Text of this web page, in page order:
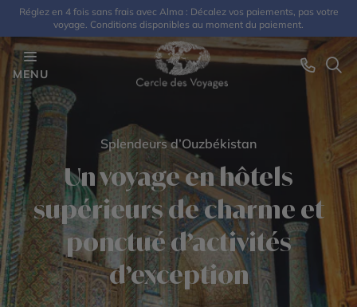
Réglez en 4 fois sans frais avec Alma : Décalez vos paiements, pas votre
voyage. Conditions disponibles au moment du paiement.
MENU
Splendeurs d’Ouzbékistan
Un voyage en hôtels
supérieurs de charme et
ponctué d’activités
d’exception